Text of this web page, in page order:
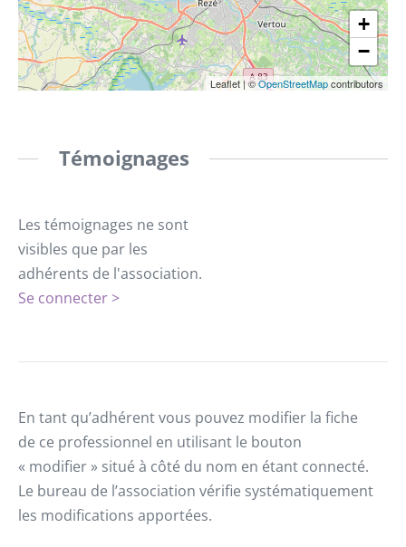
+
−
Leaflet|©OpenStreetMapcontributors
Témoignages
Les témoignages ne sont
visibles que par les
adhérents de l'association.
Se connecter >
En tant qu’adhérent vous pouvez modifier la fiche
de ce professionnel en utilisant le bouton
« modifier » situé à côté du nom en étant connecté.
Le bureau de l’association vérifie systématiquement
les modifications apportées.